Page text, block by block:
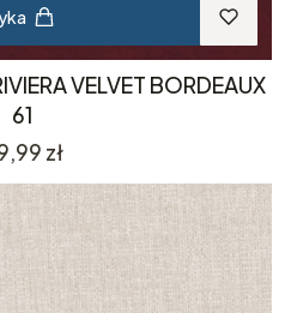
61
zł